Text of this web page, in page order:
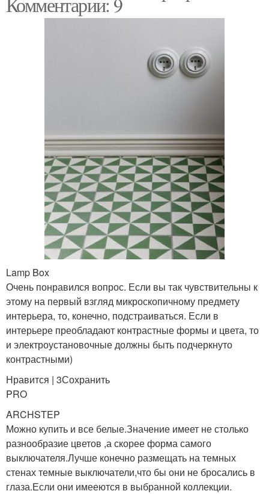
Lamp Box
Очень понравился вопрос. Если вы так чувствительны к
этому на первый взгляд микроскопичному предмету
интерьера, то, конечно, подстраиваться. Если в
интерьере преобладают контрастные формы и цвета, то
и электроустановочные должны быть подчеркнуто
контрастными)
Нравится | 3Сохранить
PRO
ARCHSTEP
Можно купить и все белые.Значение имеет не столько
разнообразие цветов ,а скорее форма самого
выключателя.Лучше конечно размещать на темных
стенах темные выключатели,что бы они не бросались в
глаза.Если они имееются в выбранной коллекции.